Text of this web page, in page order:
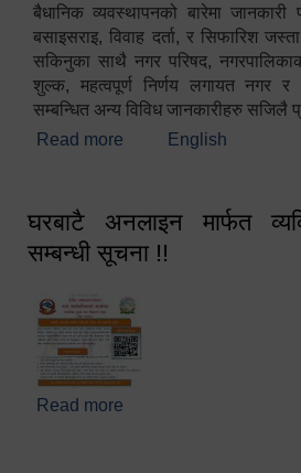
बैधानिक व्यवस्थापनको बारेमा
बसाइसराइ, विवाह दर्ता, र सिफारिश
सकिनुका साथै नगर परिषद,
शुल्क, महत्वपूर्ण निर्णय लगायत नगर र
सम्बन्धित अन्य विविध जानकारीहरु सजिलै
Read more about स्वागतम!!!
English
घरबाटै अनलाइन मार्फत
सम्बन्धी सूचना !!
Read more